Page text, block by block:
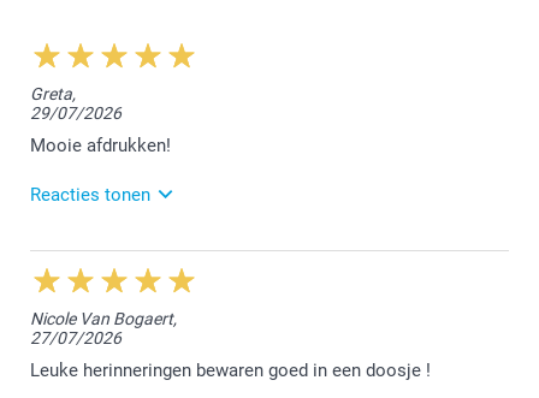
Greta,
29/07/2026
Mooie afdrukken!
Reacties tonen
3/08/2026
13:01
Beste Greta,
Wat fijn om te lezen dat je tevreden bent over de
"prints in a box". Geniet van de mooie herinneringen
in dit kleine doosje.
Nicole Van Bogaert,
27/07/2026
Leuke herinneringen bewaren goed in een doosje !